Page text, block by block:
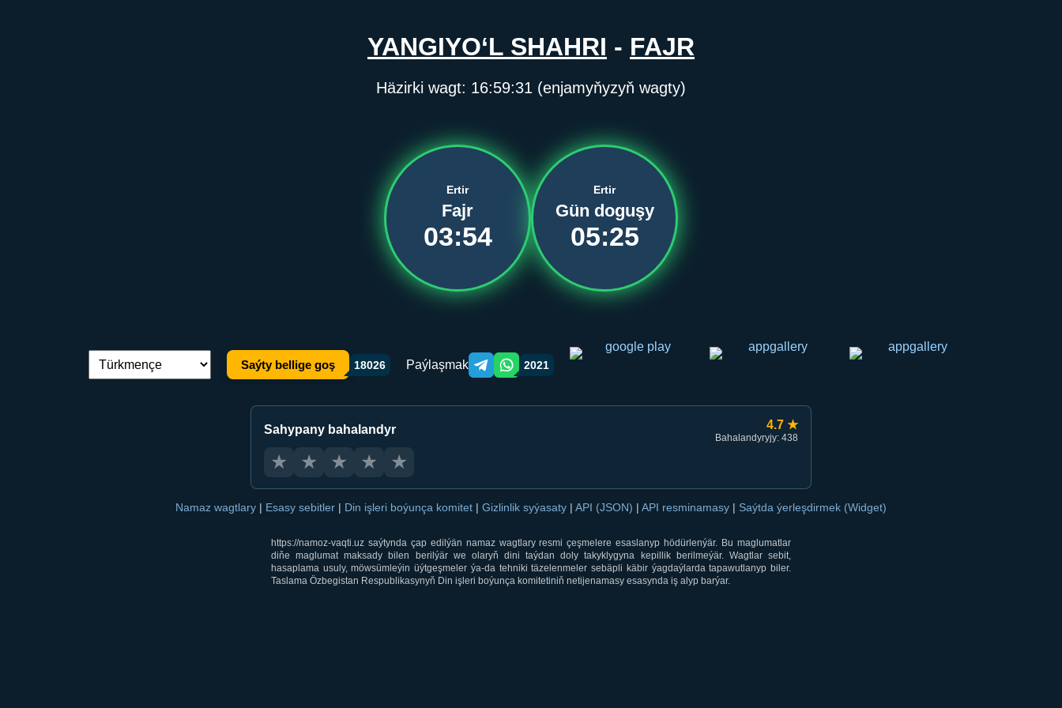
YANGIYO‘L SHAHRI - FAJR
Häzirki wagt: 16:59:31 (enjamyňyzyň wagty)
Ertir
Fajr
03:54
Ertir
Gün doguşy
05:25
Dil çalşyryş: Saýty bellige goş 18026 Paýlaşmak Telegram orqali ulashish
WhatsApp orqali ulashish
2021
Sahypany bahalandyr 4.7 ★
Bahalandyryjy: 438
★ ★ ★ ★ ★
Namaz wagtlary | Esasy sebitler | Din işleri boýunça komitet | Gizlinlik syýasaty | API (JSON) | API resminamasy | Saýtda ýerleşdirmek (Widget)
https://namoz-vaqti.uz saýtynda çap edilýän namaz wagtlary resmi çeşmelere esaslanyp hödürlenýär. Bu maglumatlar
diňe maglumat maksady bilen berilýär we olaryň dini taýdan doly takyklygyna kepillik berilmeýär. Wagtlar sebit,
hasaplama usuly, möwsümleýin üýtgeşmeler ýa-da tehniki täzelenmeler sebäpli käbir ýagdaýlarda tapawutlanyp biler.
Taslama Özbegistan Respublikasynyň Din işleri boýunça komitetiniň netijenamasy esasynda iş alyp barýar.